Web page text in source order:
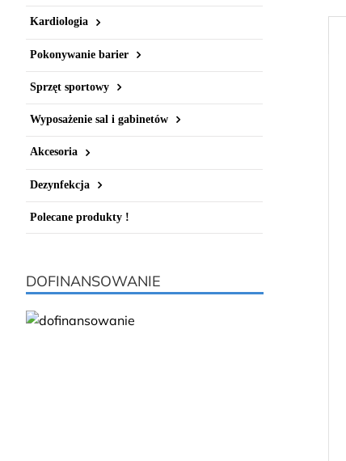
Kardiologia
Pokonywanie barier
Sprzęt sportowy
Wyposażenie sal i gabinetów
Akcesoria
Dezynfekcja
Polecane produkty !
DOFINANSOWANIE